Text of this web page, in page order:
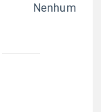
Nenhum